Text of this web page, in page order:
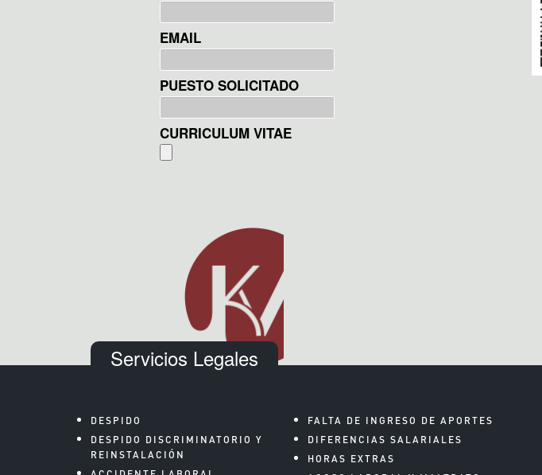
EMAIL
PUESTO SOLICITADO
CURRICULUM VITAE
Servicios Legales
DESPIDO
DESPIDO DISCRIMINATORIO Y
REINSTALACIÓN
FALTA DE INGRESO DE APORTES
DIFERENCIAS SALARIALES
HORAS EXTRAS